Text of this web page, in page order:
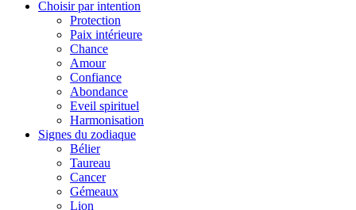
Choisir par intention
Protection
Paix intérieure
Chance
Amour
Confiance
Abondance
Eveil spirituel
Harmonisation
Signes du zodiaque
Bélier
Taureau
Cancer
Gémeaux
Lion